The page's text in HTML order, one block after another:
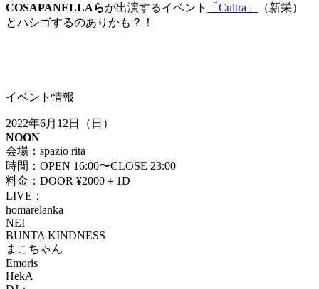
COSAPANELLAらが出演するイベント 「Cultra」
（新栄）
とハシゴするのありかも？！
イベント情報
2022年6月12日（日）
NOON
会場：spazio rita
時間：OPEN 16:00〜CLOSE 23:00
料金：DOOR ¥2000＋1D
LIVE：
homarelanka
NEI
BUNTA KINDNESS
まこちゃん
Emoris
HekA